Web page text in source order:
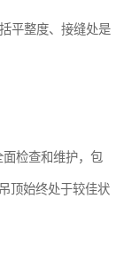
平整度、接缝处是
检查和维护，包
顶始终处于较佳状